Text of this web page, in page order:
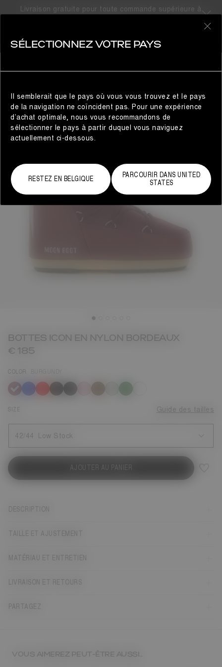
Livraison gratuite pour toute commande supérieure à
BOTTES ICON EN NYLON BORDEAUX
€ 185
COLOR
sélectionné
SIZE Guide des tailles
42/44 Low Stock
AJOUTER AU PANIER
DESCRIPTION
TAILLE ET AJUSTEMENT
MATÉRIAU ET ENTRETIEN
LIVRAISON ET RETOURS
PARTAGEZ
VOUS AIMEREZ PEUT-ÊTRE AUSSI…
SÉLECTIONNEZ VOTRE PAYS
Il semblerait que le pays où vous vous trouvez et le pays
de la navigation ne coïncident pas. Pour une expérience
d’achat optimale, nous vous recommandons de
sélectionner le pays à partir duquel vous naviguez
actuellement ci-dessous.
RESTEZ EN BELGIQUE
PARCOURIR DANS UNITED
STATES